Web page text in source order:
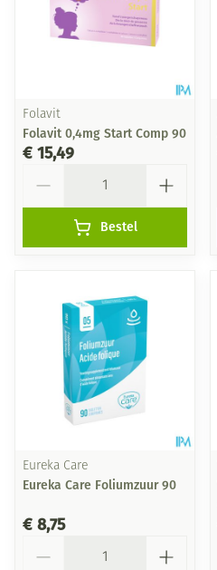
Folavit
Folavit 0,4mg Start Comp 90
€ 15,49
Bestel
Eureka Care
Eureka Care Foliumzuur 90
€ 8,75